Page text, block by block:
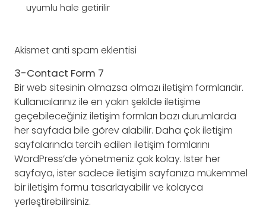
uyumlu hale getirilir
Akismet anti spam eklentisi
3-Contact Form 7
Bir web sitesinin olmazsa olmazı iletişim formlarıdır.
Kullanıcılarınız ile en yakın şekilde iletişime
geçebileceğiniz iletişim formları bazı durumlarda
her sayfada bile görev alabilir. Daha çok iletişim
sayfalarında tercih edilen iletişim formlarını
WordPress’de yönetmeniz çok kolay. İster her
sayfaya, ister sadece iletişim sayfanıza mükemmel
bir iletişim formu tasarlayabilir ve kolayca
yerleştirebilirsiniz.